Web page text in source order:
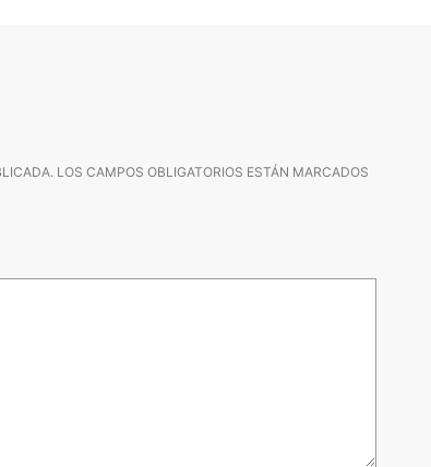
LOS CAMPOS OBLIGATORIOS ESTÁN MARCADOS